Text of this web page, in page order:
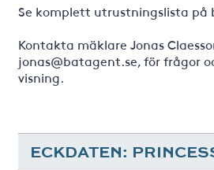
Se komplett utrustningslista på
Kontakta mäklare Jonas
jonas@batagent.se, för frågor
visning.
ECKDATEN: